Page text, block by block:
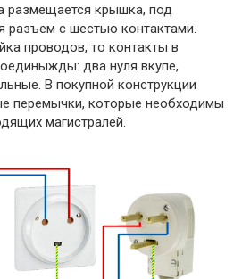
размещается крышка, под
разъем с шестью контактами.
проводов, то контакты в
два нуля вкупе,
В покупной конструкции
перемычки, которые необходимы
магистралей.